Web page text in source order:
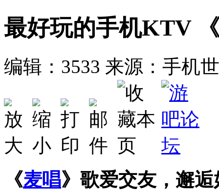
最好玩的手机KTV
编辑：3533 来源：手机
《麦唱》歌爱交友，邂